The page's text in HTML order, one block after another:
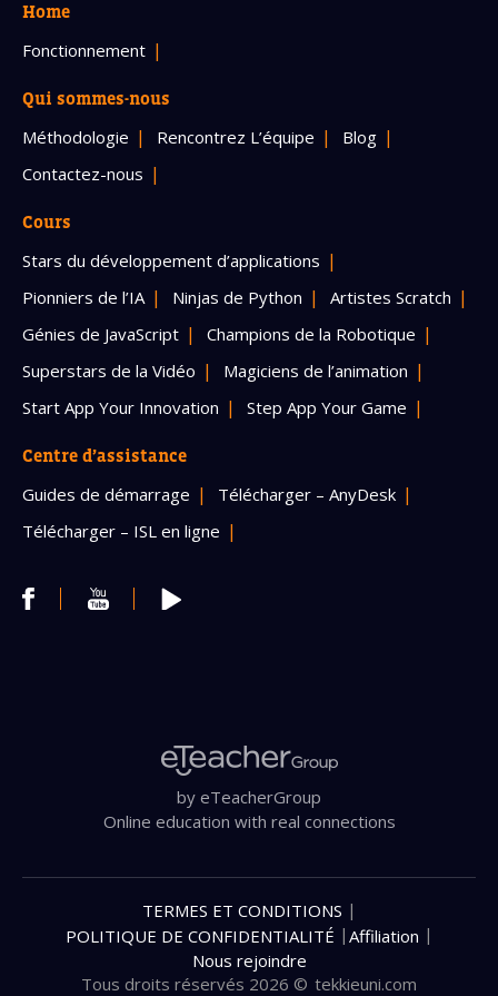
Home
Fonctionnement
Qui sommes-nous
Méthodologie Rencontrez L’équipe
Blog
Contactez-nous
Cours
Stars du développement d’applications
Pionniers de l’IA
Ninjas de Python
Artistes Scratch
Génies de JavaScript
Champions de la Robotique
Superstars de la Vidéo
Magiciens de l’animation
Start App Your Innovation
Step App Your Game
Centre d’assistance
Guides de démarrage
Télécharger – AnyDesk
Télécharger – ISL en ligne
by eTeacherGroup
Online education with real connections
Tous droits réservés 2026 © tekkieuni.com
TERMES ET CONDITIONS |
POLITIQUE DE CONFIDENTIALITÉ | Affiliation |
Nous rejoindre